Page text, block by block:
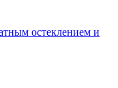
остеклением и